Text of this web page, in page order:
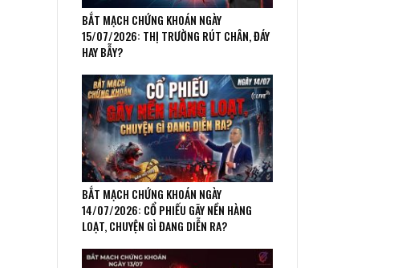
BẮT MẠCH CHỨNG KHOÁN NGÀY
15/07/2026: THỊ TRƯỜNG RÚT CHÂN, ĐÁY
HAY BẪY?
BẮT MẠCH CHỨNG KHOÁN NGÀY
14/07/2026: CỔ PHIẾU GÃY NỀN HÀNG
LOẠT, CHUYỆN GÌ ĐANG DIỄN RA?